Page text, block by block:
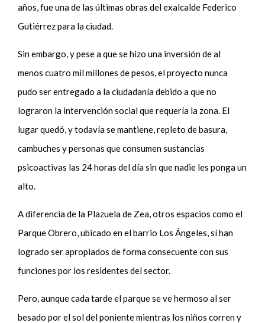
años, fue una de las últimas obras del exalcalde Federico
Gutiérrez para la ciudad.
Sin embargo, y pese a que se hizo una inversión de al
menos cuatro mil millones de pesos, el proyecto nunca
pudo ser entregado a la ciudadanía debido a que no
lograron la intervención social que requería la zona. El
lugar quedó, y todavía se mantiene, repleto de basura,
cambuches y personas que consumen sustancias
psicoactivas las 24 horas del día sin que nadie les ponga un
alto.
A diferencia de la Plazuela de Zea, otros espacios como el
Parque Obrero, ubicado en el barrio Los Ángeles, sí han
logrado ser apropiados de forma consecuente con sus
funciones por los residentes del sector.
Pero, aunque cada tarde el parque se ve hermoso al ser
besado por el sol del poniente mientras los niños corren y